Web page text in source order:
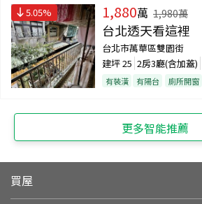
5.05% 1,880萬 1,980萬
台北透天看這裡
台北市萬華區雙園街
建坪25 2房3廳(含加蓋)
有裝潢 有陽台 廁所開窗
更多智能推薦
買屋